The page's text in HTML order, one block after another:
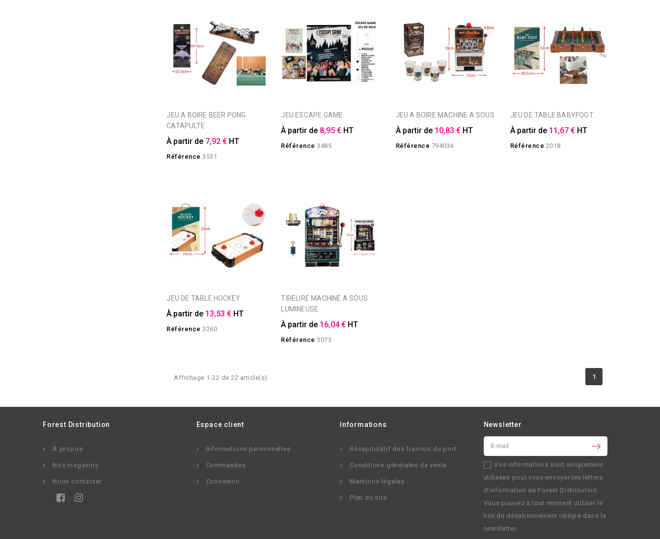
JEU A BOIRE BEER PONG
CATAPULTE
À partir de 7,92 € HT
Référence 3531
JEU ESCAPE GAME
À partir de 8,95 € HT
Référence 3485
JEU A BOIRE MACHINE A SOUS
À partir de 10,83 € HT
Référence 794034
JEU DE TABLE BABYFOOT
À partir de 11,67 € HT
Référence 2018
JEU DE TABLE HOCKEY
À partir de 13,53 € HT
Référence 3260
TIRELIRE MACHINE A SOUS
LUMINEUSE
À partir de 16,04 € HT
Référence 3073
Affichage 1-22 de 22 article(s) 1
Forest Distribution
À propos
Nos magasins
Nous contacter
Espace client
Informations personnelles
Commandes
Connexion
Informations
Récapitulatif des francos de port
Conditions générales de vente
Mentions légales
Plan du site
Newsletter
Vos informations sont uniquement
utilisées pour vous envoyer les lettres
d’information de Forest Distribution
Vous pouvez à tout moment utiliser le
lien de désabonnement intégré dans la
newsletter.